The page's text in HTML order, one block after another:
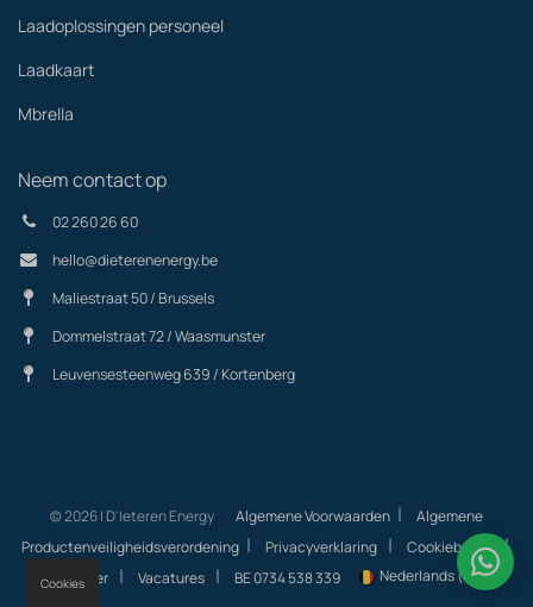
Laadoplossingen personeel
Laadkaart
Mbrella
Neem contact op
02 260 26 60
hello@dieterenenergy.be
Maliestraat 50 / Brussels
Dommelstraat 72 / Waasmunster
Leuvensesteenweg 639 / Kortenberg
© 2026 | D'Ieteren Energy Algemene Voorwaarden |
Algemene
Productenveiligheidsverordening| Privacyverklaring| Cookiebeleid|
Helpcenter |Vacatures |BE 0734 538 339 Nederlands (BE)
Cookies